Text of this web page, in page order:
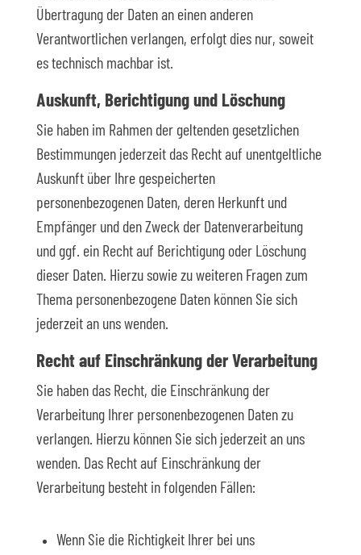
Übertragung der Daten an einen anderen
Verantwortlichen verlangen, erfolgt dies nur, soweit
es technisch machbar ist.
Auskunft, Berichtigung und Löschung
Sie haben im Rahmen der geltenden gesetzlichen
Bestimmungen jederzeit das Recht auf unentgeltliche
Auskunft über Ihre gespeicherten
personenbezogenen Daten, deren Herkunft und
Empfänger und den Zweck der Datenverarbeitung
und ggf. ein Recht auf Berichtigung oder Löschung
dieser Daten. Hierzu sowie zu weiteren Fragen zum
Thema personenbezogene Daten können Sie sich
jederzeit an uns wenden.
Recht auf Einschränkung der Verarbeitung
Sie haben das Recht, die Einschränkung der
Verarbeitung Ihrer personenbezogenen Daten zu
verlangen. Hierzu können Sie sich jederzeit an uns
wenden. Das Recht auf Einschränkung der
Verarbeitung besteht in folgenden Fällen:
Wenn Sie die Richtigkeit Ihrer bei uns